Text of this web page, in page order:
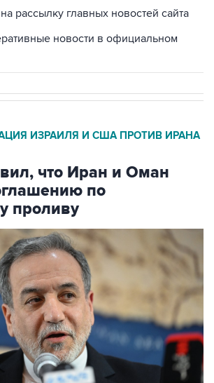
рассылку главных новостей сайта
новости в официальном
ИЗРАИЛЯ И США ПРОТИВ ИРАНА
что Иран и Оман
по
проливу